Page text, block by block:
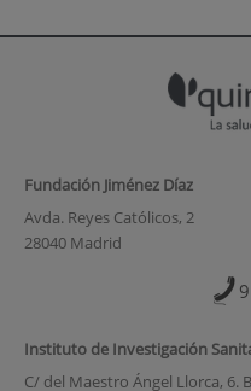
Fundación Jiménez Díaz
Avda. Reyes Católicos, 2
28040 Madrid
Instituto de Investigación
C/ del Maestro Ángel Llorca, 6.